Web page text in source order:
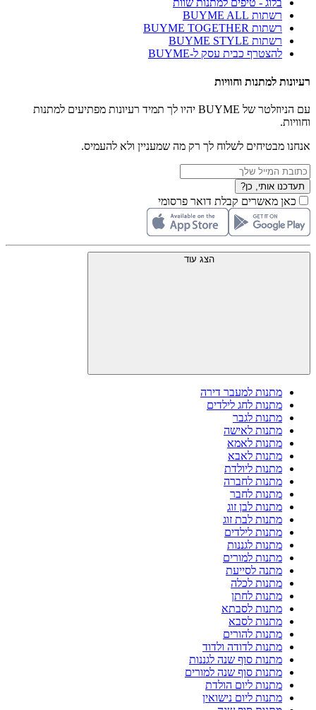
בלוג - טיפים למתנות שוות
רשתות BUYME ALL
רשתות BUYME TOGETHER
רשתות BUYME STYLE
להצטרף כבית עסק ל-BUYME
רעיונות למתנות וחוויות
עם הניוזלטר של BUYME יהיו לך תמיד רעיונות מפתיעים למתנות
וחוויות.
אנחנו מבטיחים לשלוח לך רק מה שמעניין ולא להעמיס.
תעדכנו אותי, כן?
כאן מאשרים קבלת דואר פרסומי
הצג עוד
מתנות למעבר דירה
מתנות לחג לילדים
מתנות לגבר
מתנות לאישה
מתנות לאמא
מתנות לאבא
מתנות ליולדת
מתנות לחברה
מתנות לחבר
מתנות לבן זוג
מתנות לבת זוג
מתנות לילדים
מתנות לגננות
מתנות למורים
מתנה לסייעת
מתנות לכלה
מתנות לחתן
מתנות לסבתא
מתנות לסבא
מתנות להורים
מתנות לדודה ולדוד
מתנות סוף שנה לגננות
מתנות סוף שנה למורים
מתנות ליום הולדת
מתנות ליום נישואין